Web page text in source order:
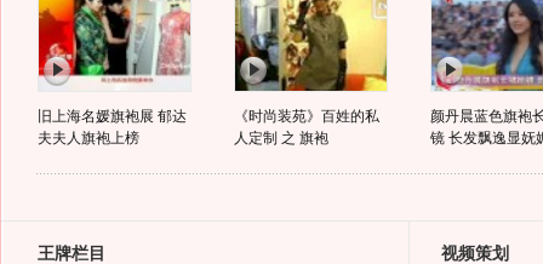
旧上海名媛旗袍展 郁达
夫夫人旗袍上榜
《时尚装苑》百姓的私
人定制 之 旗袍
颜丹晨蓝色旗袍
镜 长发飘逸显妩
王牌栏目 视频策划